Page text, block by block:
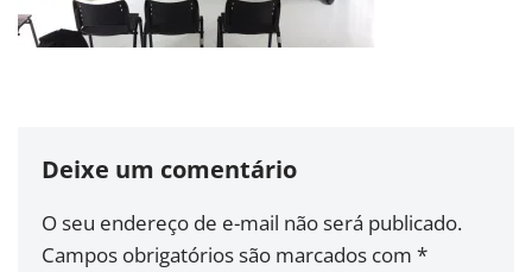
Deixe um comentário
O seu endereço de e-mail não será publicado.
Campos obrigatórios são marcados com *